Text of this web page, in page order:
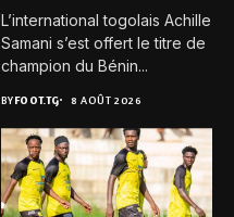
L’international togolais Achille
Samani s’est offert le titre de
champion du Bénin...
BYFOOT.TG 8 AOÛT 2026